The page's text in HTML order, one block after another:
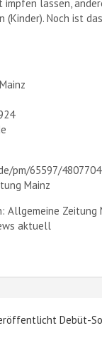
lassen,
(Kinder). Noch ist
pm/65597/4807704
Mainz
Allgemeine Zeitung
aktuell
Debüt-